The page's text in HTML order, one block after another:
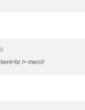
/> merci!